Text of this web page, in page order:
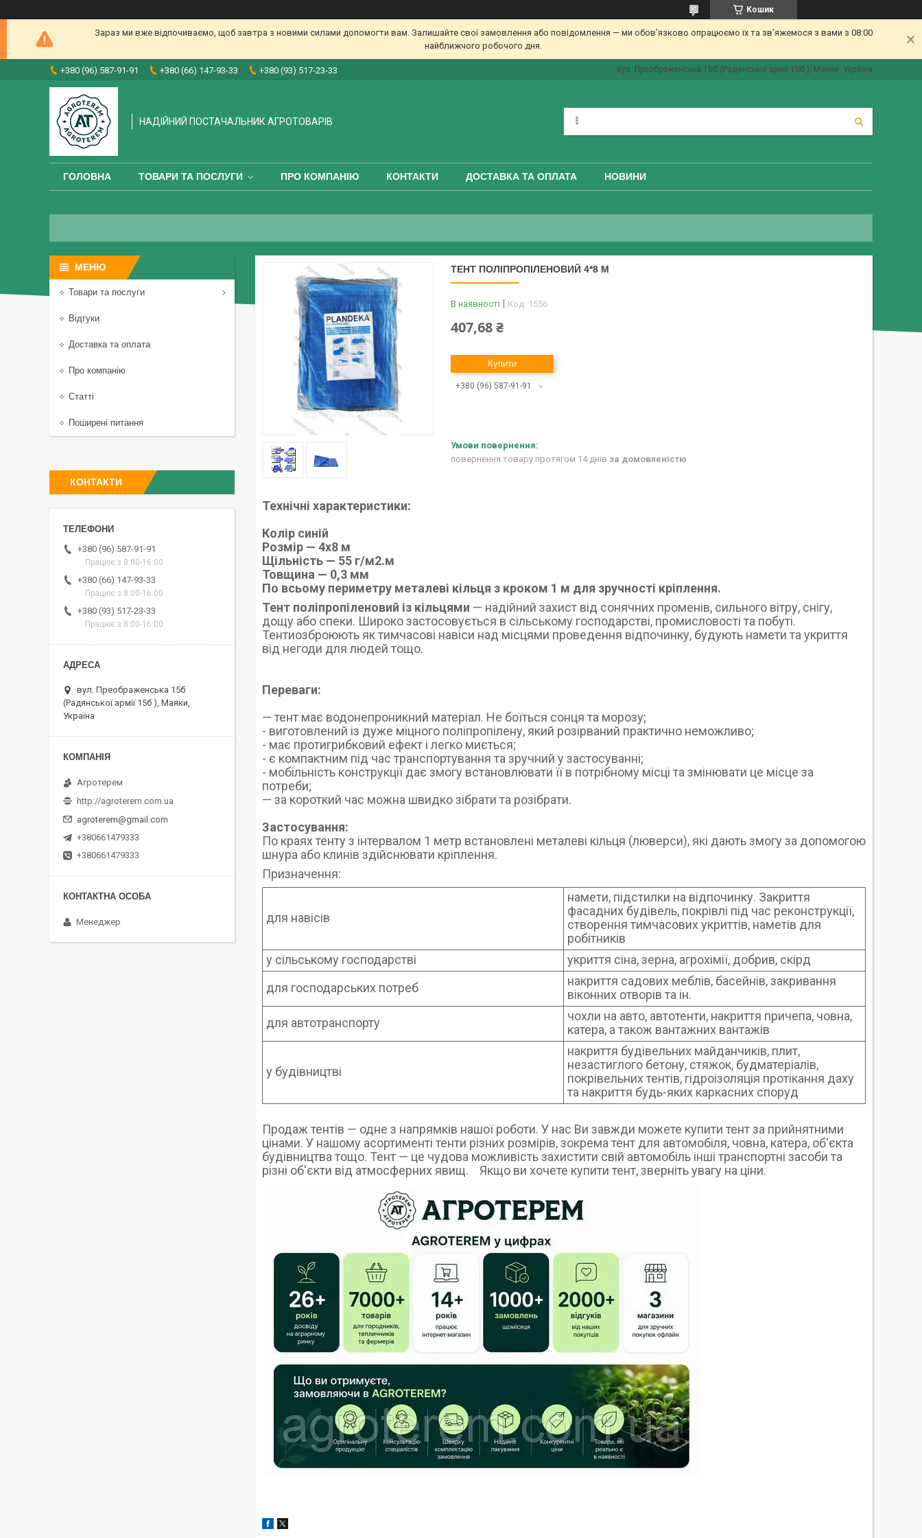
Кошик
Зараз ми вже відпочиваємо, щоб завтра з новими силами допомогти вам. Залишайте свої замовлення або повідомлення — ми обов’язково опрацюємо їх та зв’яжемося з вами з 08:00
найближчого робочого дня.
+380 (96) 587-91-91 +380 (66) 147-93-33 +380 (93) 517-23-33 вул. Преображенська 15б (Радянської армії 15б ), Маяки, Україна
НАДІЙНИЙ ПОСТАЧАЛЬНИК АГРОТОВАРІВ
ГОЛОВНА ТОВАРИ ТА ПОСЛУГИ ПРО КОМПАНІЮ КОНТАКТИ ДОСТАВКА ТА ОПЛАТА НОВИНИ
ТЕНТ ПОЛІПРОПІЛЕНОВИЙ 4*8 М
В наявності Код: 1556
407,68 ₴
Купити
+380 (96) 587-91-91
повернення товару протягом 14 днів за домовленістю
Технічні характеристики:
Колір синій
Розмір — 4х8 м
Щільність — 55 г/м2.м
Товщина — 0,3 мм
По всьому периметру металеві кільця з кроком 1 м для зручності кріплення.
Тент поліпропіленовий із кільцями — надійний захист від сонячних променів, сильного вітру, снігу,
дощу або спеки. Широко застосовується в сільському господарстві, промисловості та побуті.
Тентиозброюють як тимчасові навіси над місцями проведення відпочинку, будують намети та укриття
від негоди для людей тощо.
Переваги:
— тент має водонепроникний матеріал. Не боїться сонця та морозу;
- виготовлений із дуже міцного поліпропілену, який розірваний практично неможливо;
- має протигрибковий ефект і легко миється;
- є компактним під час транспортування та зручний у застосуванні;
- мобільність конструкції дає змогу встановлювати її в потрібному місці та змінювати це місце за
потреби;
— за короткий час можна швидко зібрати та розібрати.
Застосування:
По краях тенту з інтервалом 1 метр встановлені металеві кільця (люверси), які дають змогу за допомогою
шнура або клинів здійснювати кріплення.
Призначення:
для навісів
намети, підстилки на відпочинку. Закриття
фасадних будівель, покрівлі під час реконструкції,
створення тимчасових укриттів, наметів для
робітників
у сільському господарстві
укриття сіна, зерна, агрохімії, добрив, скірд
для господарських потреб
накриття садових меблів, басейнів, закривання
віконних отворів та ін.
для автотранспорту
чохли на авто, автотенти, накриття причепа, човна,
катера, а також вантажних вантажів
у будівництві
накриття будівельних майданчиків, плит,
незастиглого бетону, стяжок, будматеріалів,
покрівельних тентів, гідроізоляція протікання даху
та накриття будь-яких каркасних споруд
Продаж тентів — одне з напрямків нашої роботи. У нас Ви завжди можете купити тент за прийнятними
цінами. У нашому асортименті тенти різних розмірів, зокрема тент для автомобіля, човна, катера, об'єкта
будівництва тощо. Тент — це чудова можливість захистити свій автомобіль інші транспортні засоби та
різні об'єкти від атмосферних явищ. Якщо ви хочете купити тент, зверніть увагу на ціни.
Товари та послуги
Відгуки
Доставка та оплата
Про компанію
Статті
Поширені питання
КОНТАКТИ
+380 (96) 587-91-91
Працює з 8:00-16:00
+380 (66) 147-93-33
Працює з 8:00-16:00
+380 (93) 517-23-33
Працює з 8:00-16:00
вул. Преображенська 15б
(Радянської армії 15б ), Маяки,
Україна
Агротерем
http://agroterem.com.ua
agroterem@gmail.com
+380661479333
+380661479333
Менеджер